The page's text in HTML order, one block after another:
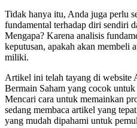
Tidak hanya itu, Anda juga perlu
fundamental terhadap diri sendiri
Mengapa? Karena analisis
keputusan, apakah akan membeli
miliki.
Artikel ini telah tayang di website
Bermain Saham yang cocok
Mencari cara untuk memainkan
sedang membaca artikel yang
yang mudah dipahami untuk